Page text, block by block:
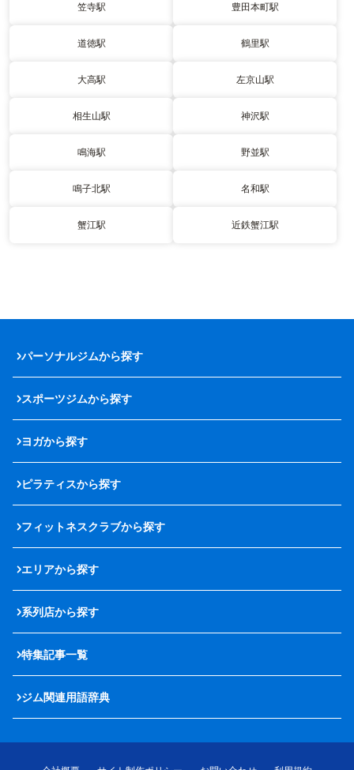
笠寺駅 豊田本町駅
道徳駅 鶴里駅
大高駅 左京山駅
相生山駅 神沢駅
鳴海駅 野並駅
鳴子北駅 名和駅
蟹江駅 近鉄蟹江駅
パーソナルジムから探す
スポーツジムから探す
ヨガから探す
ピラティスから探す
フィットネスクラブから探す
エリアから探す
系列店から探す
特集記事一覧
ジム関連用語辞典